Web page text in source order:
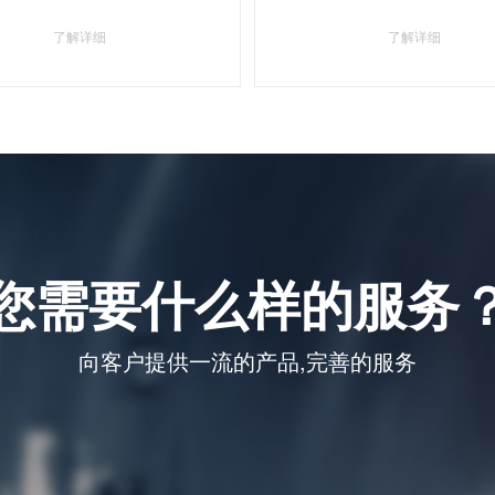
了解详细 了解详细
需要什么样的服务
向客户提供一流的产品,完善的服务